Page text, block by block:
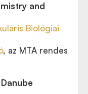
and
Biológiai
, az MTA rendes